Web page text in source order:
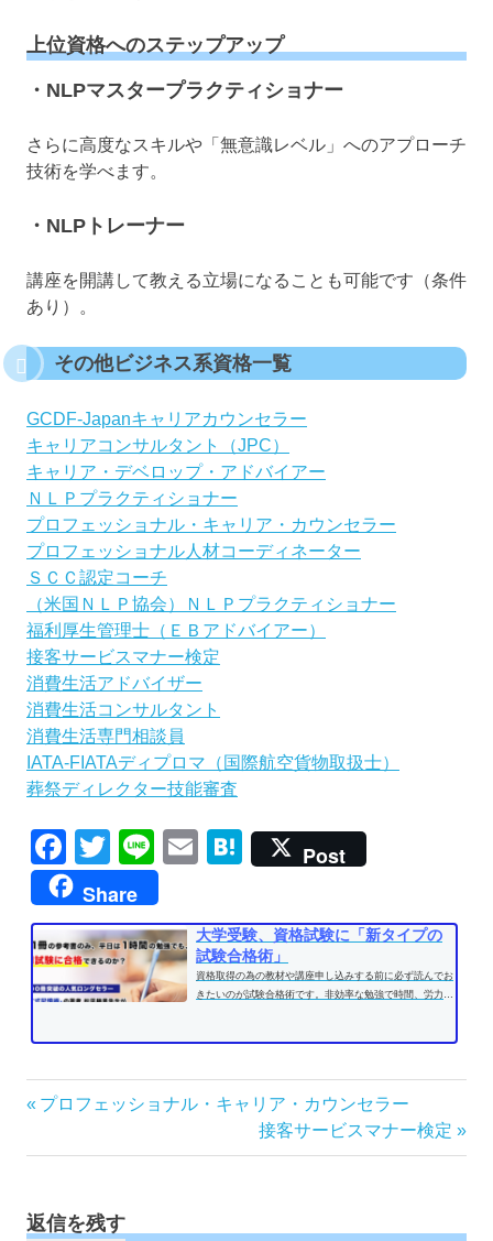
上位資格へのステップアップ
・NLPマスタープラクティショナー
さらに高度なスキルや「無意識レベル」へのアプローチ
技術を学べます。
・NLPトレーナー
講座を開講して教える立場になることも可能です（条件
あり）。
その他ビジネス系資格一覧
GCDF-Japanキャリアカウンセラー
キャリアコンサルタント（JPC）
キャリア・デベロップ・アドバイアー
ＮＬＰプラクティショナー
プロフェッショナル・キャリア・カウンセラー
プロフェッショナル人材コーディネーター
ＳＣＣ認定コーチ
（米国ＮＬＰ協会）ＮＬＰプラクティショナー
福利厚生管理士（ＥＢアドバイアー）
接客サービスマナー検定
消費生活アドバイザー
消費生活コンサルタント
消費生活専門相談員
IATA-FIATAディプロマ（国際航空貨物取扱士）
葬祭ディレクター技能審査
Facebook
TwitterLineEmailHatena
Post
Share
大学受験、資格試験に「新タイプの
試験合格術」
資格取得の為の教材や講座申し込みする前に必ず読んでお
きたいのが試験合格術です。非効率な勉強で時間、労力を
投
ナ
ゲ
前
記
プロフェッショナル・キャリア・カウンセラー
次
の
接客サービスマナー検定
返信を残す